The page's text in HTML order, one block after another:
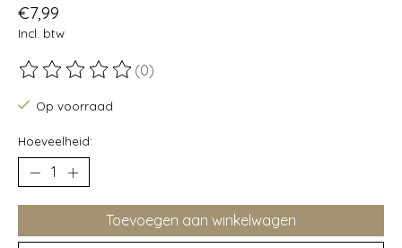
€7,99
Incl. btw
De beoordeling van dit product is
(0)
Op voorraad
Hoeveelheid:
Toevoegen aan winkelwagen